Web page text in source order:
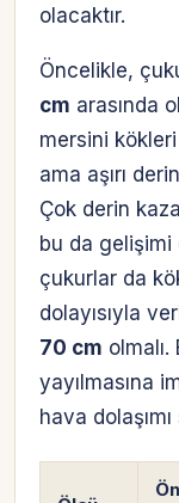
olacaktır.
Öncelikle,
cm arasında
mersini
ama aşırı
Çok derin
bu da gelişimi
çukurlar da
dolayısıyla
70 cm
yayılmasına
hava